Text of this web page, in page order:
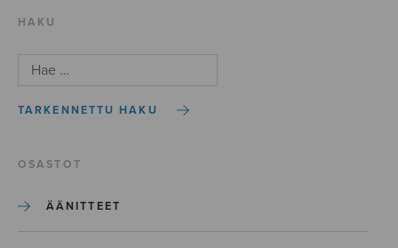
HAKU
TARKENNETTU HAKU
OSASTOT
ÄÄNITTEET